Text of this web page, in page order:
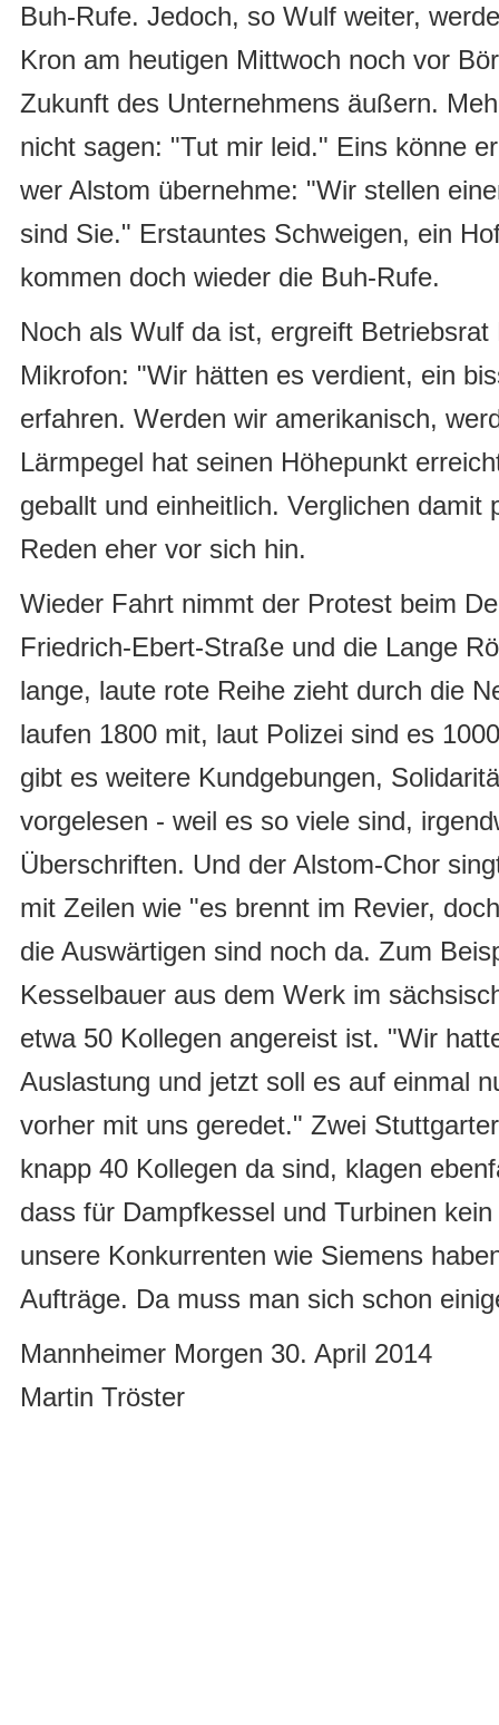
Buh-Rufe. Jedoch, so Wulf weiter,
Kron am heutigen Mittwoch noch vor
Zukunft des Unternehmens äußern.
nicht sagen: "Tut mir leid." Eins könne
wer Alstom übernehme: "Wir stellen
sind Sie." Erstauntes Schweigen, ein
kommen doch wieder die Buh-Rufe.
Noch als Wulf da ist, ergreift
Mikrofon: "Wir hätten es verdient, ein
erfahren. Werden wir amerikanisch,
Lärmpegel hat seinen Höhepunkt
geballt und einheitlich. Verglichen damit
Reden eher vor sich hin.
Wieder Fahrt nimmt der Protest beim
Friedrich-Ebert-Straße und die Lange
lange, laute rote Reihe zieht durch die
laufen 1800 mit, laut Polizei sind es
gibt es weitere Kundgebungen,
vorgelesen - weil es so viele sind,
Überschriften. Und der Alstom-Chor
mit Zeilen wie "es brennt im Revier,
die Auswärtigen sind noch da. Zum
Kesselbauer aus dem Werk im
etwa 50 Kollegen angereist ist. "Wir
Auslastung und jetzt soll es auf einmal
vorher mit uns geredet." Zwei
knapp 40 Kollegen da sind, klagen
dass für Dampfkessel und Turbinen
unsere Konkurrenten wie Siemens
Aufträge. Da muss man sich schon
Mannheimer Morgen 30. April 2014
Martin Tröster